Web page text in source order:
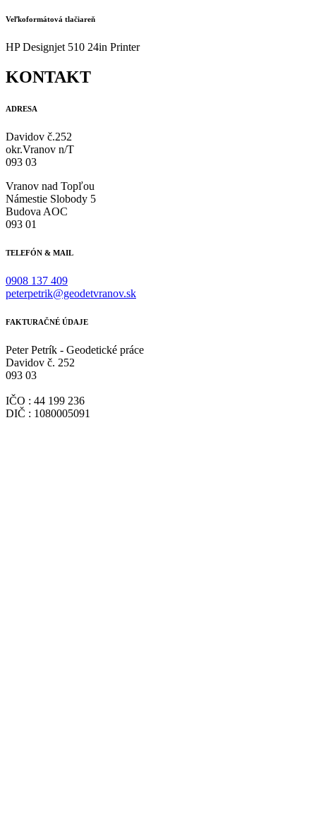
Veľkoformátová tlačiareň
HP Designjet 510 24in Printer
KONTAKT
ADRESA
Davidov č.252
okr.Vranov n/T
093 03
Vranov nad Topľou
Námestie Slobody 5
Budova AOC
093 01
TELEFÓN & MAIL
0908 137 409
peterpetrik@geodetvranov.sk
FAKTURAČNÉ ÚDAJE
Peter Petrík - Geodetické práce
Davidov č. 252
093 03
IČO : 44 199 236
DIČ : 1080005091